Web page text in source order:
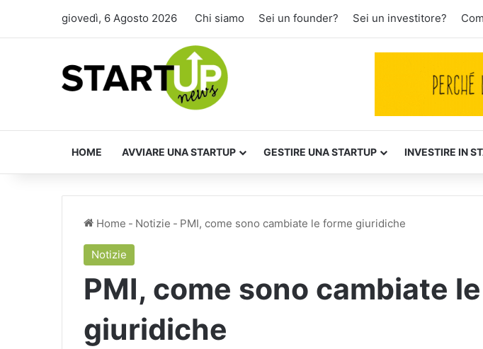
giovedì, 6 Agosto 2026 Chi siamo Sei un founder? Sei un investitore?
HOME AVVIARE UNA STARTUP GESTIRE UNA STARTUP INVESTIRE IN
Home - Notizie - PMI, come sono cambiate le forme giuridiche
Notizie
PMI, come sono cambiate
giuridiche